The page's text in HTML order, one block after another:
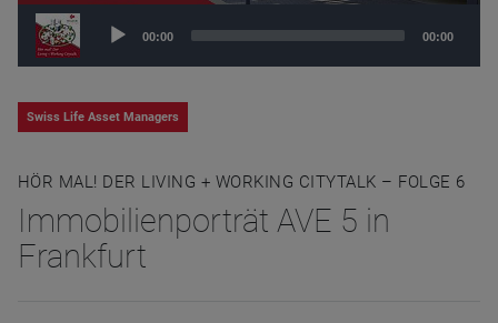
Audio
00:00 00:00
Swiss Life Asset Managers
HÖR MAL! DER LIVING + WORKING CITYTALK – FOLGE 6
Immobilienporträt AVE 5 in
Frankfurt